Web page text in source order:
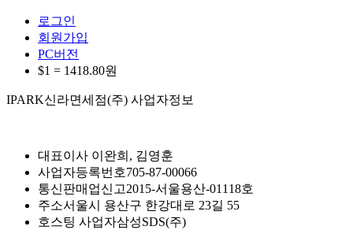
로그인
회원가입
PC버전
$1 = 1418.80원
IPARK신라면세점(주) 사업자정보
대표이사 이완희, 김영훈
사업자등록번호705-87-00066
통신판매업신고2015-서울용산-01118호
주소서울시 용산구 한강대로 23길 55
호스팅 사업자삼성SDS(주)